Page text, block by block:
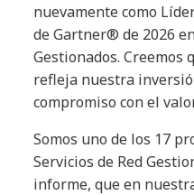
nuevamente como
de Gartner® de 2026
Gestionados. Creemos
refleja nuestra
compromiso con el
Somos uno de los 17
Servicios de Red
informe, que en